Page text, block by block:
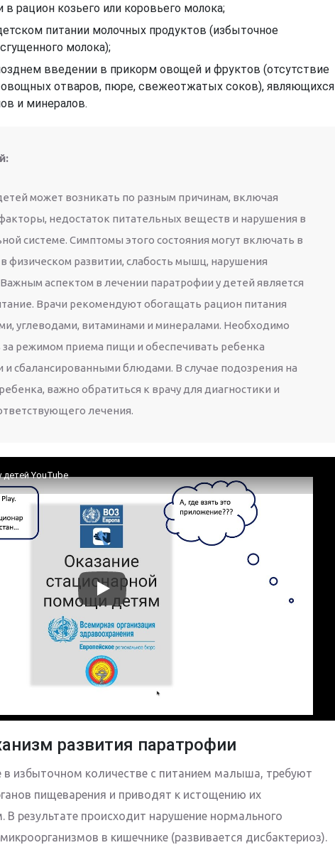
рацион козьего или коровьего молока;
питании молочных продуктов (избыточное
молока);
введении в прикорм овощей и фруктов (отсутствие
отваров, пюре, свежеотжатых соков), являющихся
и минералов.
может возникать по разным причинам, включая
недостаток питательных веществ и нарушения в
системе. Симптомы этого состояния могут включать в
физическом развитии, слабость мышц, нарушения
аспектом в лечении паратрофии у детей является
Врачи рекомендуют обогащать рацион питания
углеводами, витаминами и минералами. Необходимо
за режимом приема пищи и обеспечивать ребенка
сбалансированными блюдами. В случае подозрения на
важно обратиться к врачу для диагностики и
лечения.
детей YouTube
развития паратрофии
избыточном количестве с питанием малыша, требуют
пищеварения и приводят к истощению их
В результате происходит нарушение нормального
в кишечнике (развивается дисбактериоз).